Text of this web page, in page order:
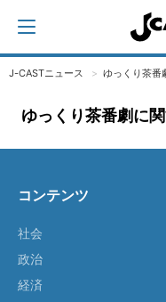
J-CASTニュース ゆっくり茶番
ゆっくり茶番劇に
コンテンツ
社会
政治
経済